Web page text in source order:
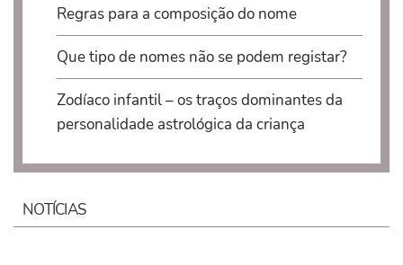
Regras para a composição do nome
Que tipo de nomes não se podem registar?
Zodíaco infantil – os traços dominantes da
personalidade astrológica da criança
NOTÍCIAS